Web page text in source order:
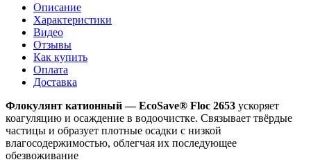
Описание
Характеристики
Видео
Отзывы
Как купить
Оплата
Доставка
Флокулянт катионный — EcoSave® Floc 2653 ускоряет
коагуляцию и осаждение в водоочистке. Связывает твёрдые
частицы и образует плотные осадки с низкой
влагосодержимостью, облегчая их последующее
обезвоживание